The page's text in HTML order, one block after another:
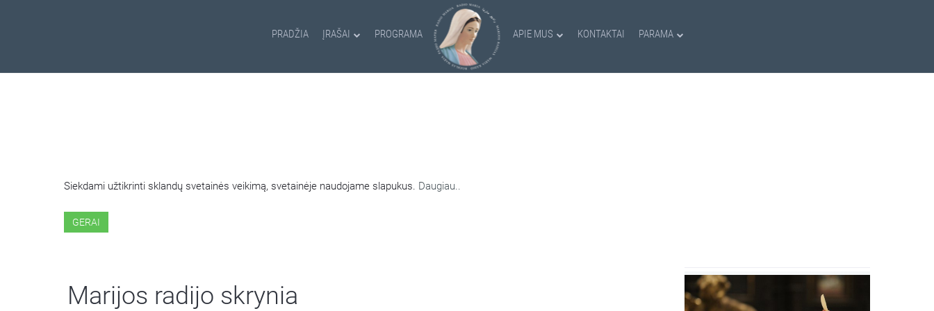
PRADŽIA ĮRAŠAI PROGRAMA APIE MUS KONTAKTAI PARAMA
Siekdami užtikrinti sklandų svetainės veikimą, svetainėje naudojame slapukus. Daugiau..
GERAI
Marijos radijo skrynia